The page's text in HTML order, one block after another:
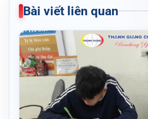
Bài viết liên quan